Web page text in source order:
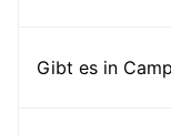
Gibt es in